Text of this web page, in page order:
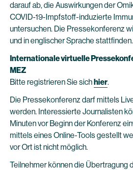
darauf ab, die Auswirkungen der
COVID-19-Impfstoff-induzierte
untersuchen. Die Pressekonferenz
und in englischer Sprache stattfinden.
Internationale virtuelle
MEZ
Bitte registrieren Sie sichhier.
Die Pressekonferenz darf mittels
werden. Interessierte Journalisten
Minuten vor Beginn der Konferenz
mittels eines Online-Tools gestellt
vor Ort ist nicht möglich.
Teilnehmer können die Übertragung